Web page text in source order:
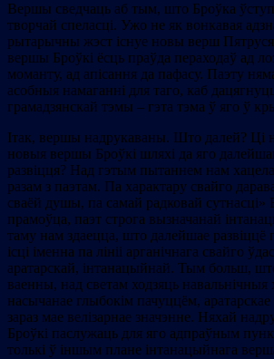
Вершы сведчаць аб тым, што Броўка
творчай спеласці. Ужо не як вонкавая
рытарычны жэст існуе новы верш
вершы Броўкі ёсць праўда пераходаў ад
моманту, ад апісання да пафасу. Паэту
асобныя намаганні для таго, каб
грамадзянскай тэмы – гэта тэма ў яго ў
Ітак, вершы надрукаваны. Што далей? Ці
новыя вершы Броўкі шляхі да яго
развіцця? Над гэтым пытаннем нам
разам з паэтам. Па характару свайго
сваёй душы, па самай радковай сутнасці»
прамоўца, паэт строга вызначанай
таму нам здаецца, што далейшае развіццё
ісці іменна па лініі арганічнага свайго
аратарскай, інтанацыйнай. Тым больш,
ваенны, над светам ходзяць навальнічныя
насычанае глыбокім пачуццём, аратарскае
зараз мае велізарнае значэнне. Няхай
Броўкі паслужаць для яго адпраўным
толькі ў іншым плане інтанацыйнага